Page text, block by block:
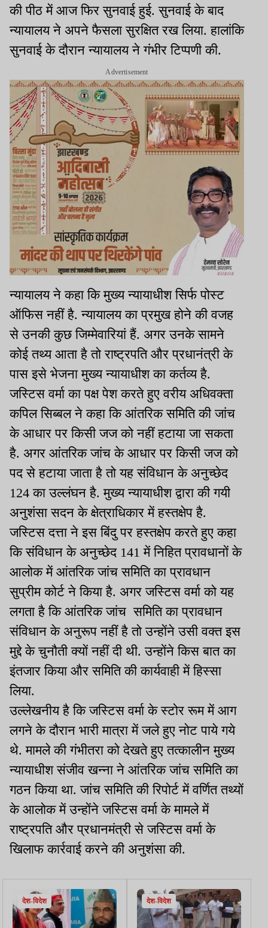
की पीठ में आज फिर सुनवाई हुई. सुनवाई के बाद
न्यायालय ने अपने फैसला सुरक्षित रख लिया. हालांकि
सुनवाई के दौरान न्यायालय ने गंभीर टिप्पणी की.
Advertisement
न्यायालय ने कहा कि मुख्य न्यायाधीश सिर्फ पोस्ट
ऑफिस नहीं है. न्यायालय का प्रमुख होने की वजह
से उनकी कुछ जिम्मेवारियां हैं. अगर उनके सामने
कोई तथ्य आता है तो राष्ट्रपति और प्रधानंत्री के
पास इसे भेजना मुख्य न्यायाधीश का कर्तव्य है.
जस्टिस वर्मा का पक्ष पेश करते हुए वरीय अधिवक्ता
कपिल सिब्बल ने कहा कि आंतरिक समिति की जांच
के आधार पर किसी जज को नहीं हटाया जा सकता
है. अगर आंतरिक जांच के आधार पर किसी जज को
पद से हटाया जाता है तो यह संविधान के अनुच्छेद
124 का उल्लंघन है. मुख्य न्यायाधीश द्वारा की गयी
अनुशंसा सदन के क्षेत्राधिकार में हस्तक्षेप है.
जस्टिस दत्ता ने इस बिंदु पर हस्तक्षेप करते हुए कहा
कि संविधान के अनुच्छेद 141 में निहित प्रावधानों के
आलोक में आंतरिक जांच समिति का प्रावधान
सुप्रीम कोर्ट ने किया है. अगर जस्टिस वर्मा को यह
लगता है कि आंतरिक जांच समिति का प्रावधान
संविधान के अनुरूप नहीं है तो उन्होंने उसी वक्त इस
मुद्दे के चुनौती क्यों नहीं दी थी. उन्होंने किस बात का
इंतजार किया और समिति की कार्यवाही में हिस्सा
लिया.
उल्लेखनीय है कि जस्टिस वर्मा के स्टोर रूम में आग
लगने के दौरान भारी मात्रा में जले हुए नोट पाये गये
थे. मामले की गंभीतरा को देखते हुए तत्कालीन मुख्य
न्यायाधीश संजीव खन्ना ने आंतरिक जांच समिति का
गठन किया था. जांच समिति की रिपोर्ट में वर्णित तथ्यों
के आलोक में उन्होंने जस्टिस वर्मा के मामले में
राष्ट्रपति और प्रधानमंत्री से जस्टिस वर्मा के
खिलाफ कार्रवाई करने की अनुशंसा की.
देश-विदेश देश-विदेश